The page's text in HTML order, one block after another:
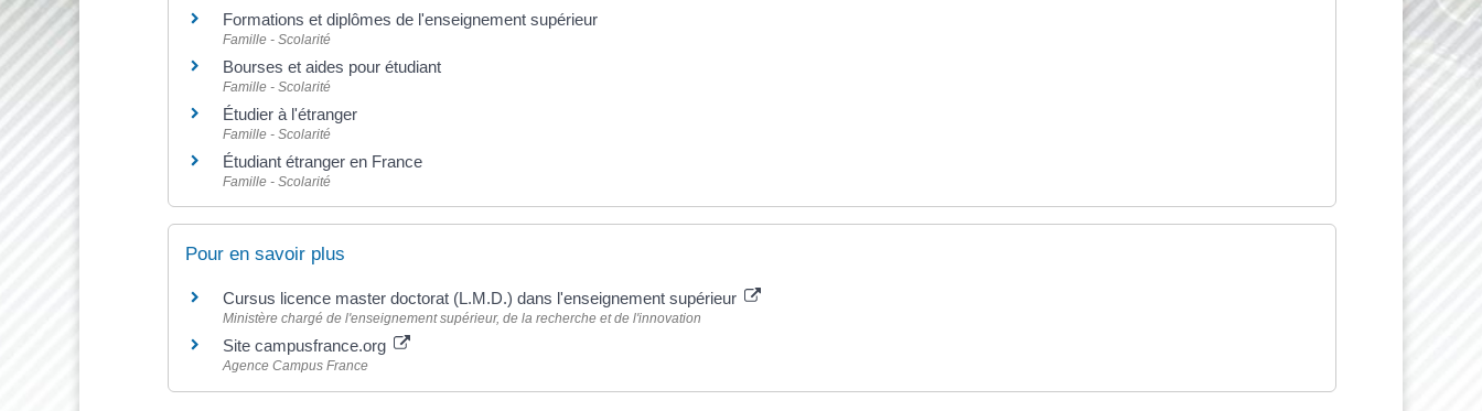
Formations et diplômes de l'enseignement supérieur
Famille - Scolarité
Bourses et aides pour étudiant
Famille - Scolarité
Étudier à l'étranger
Famille - Scolarité
Étudiant étranger en France
Famille - Scolarité
Pour en savoir plus
Cursus licence master doctorat (L.M.D.) dans l'enseignement supérieur
Ministère chargé de l'enseignement supérieur, de la recherche et de l'innovation
Site campusfrance.org
Agence Campus France